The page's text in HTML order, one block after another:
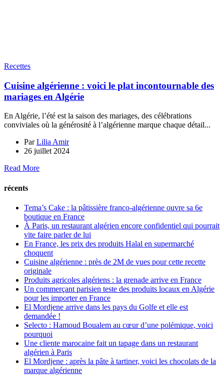
Recettes
Cuisine algérienne : voici le plat incontournable des
mariages en Algérie
En Algérie, l’été est la saison des mariages, des célébrations
conviviales où la générosité à l’algérienne marque chaque détail...
ParLilia Amir
26 juillet 2024
Read More
récents
Tema’s Cake : la pâtissière franco-algérienne ouvre sa 6e
boutique en France
À Paris, un restaurant algérien encore confidentiel qui pourrait
vite faire parler de lui
En France, les prix des produits Halal en supermarché
choquent
Cuisine algérienne : près de 2M de vues pour cette recette
originale
Produits agricoles algériens : la grenade arrive en France
Un commerçant parisien teste des produits locaux en Algérie
pour les importer en France
El Mordjene arrive dans les pays du Golfe et elle est
demandée !
Selecto : Hamoud Boualem au cœur d’une polémique, voici
pourquoi
Une cliente marocaine fait un tapage dans un restaurant
algérien à Paris
El Mordjene : après la pâte à tartiner, voici les chocolats de la
marque algérienne